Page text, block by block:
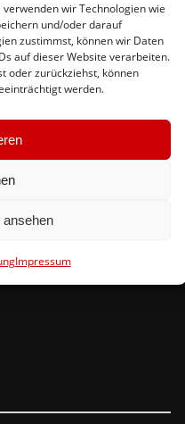
wir Technologien wie
und/oder darauf
zustimmst, können wir Daten
auf dieser Website verarbeiten.
oder zurückziehst, können
werden.
ansehen
Impressum